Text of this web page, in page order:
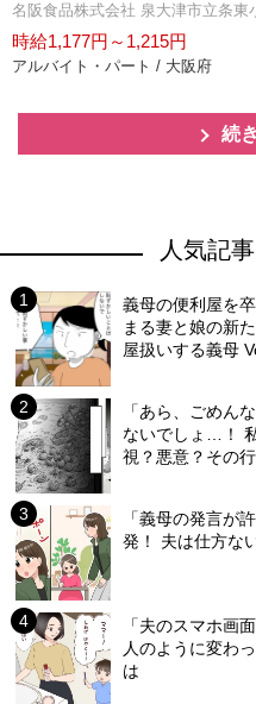
名阪食品株式会社 泉大津市立条東
時給1,177円～1,215円
アルバイト・パート / 大阪府
続
人気記
義母の便利屋を
まる妻と娘の新
屋扱いする義母
「あら、ごめん
ないでしょ…！
視？悪意？その
「義母の発言が
発！ 夫は仕方な
「夫のスマホ画
人のように変わ
は